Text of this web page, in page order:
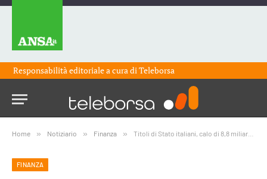
Responsabilità editoriale a cura diTeleborsa
Home » Notiziario » Finanza » Titoli di Stato italiani, calo di 8,8 miliardi nel portafoglio degli investitori esteri a marzo
FINANZA